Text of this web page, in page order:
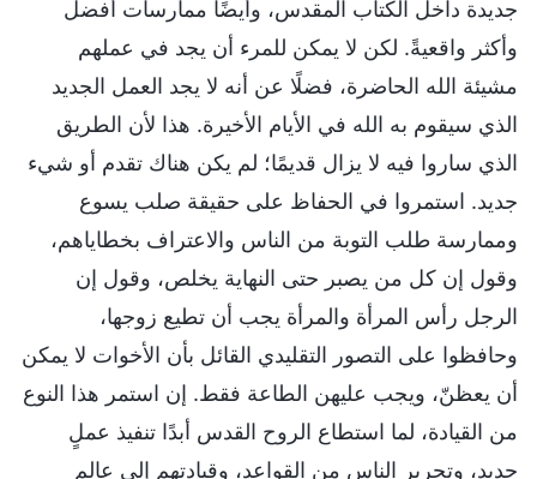
جديدة داخل الكتاب المقدس، وأيضًا ممارسات أفضل
وأكثر واقعيةً. لكن لا يمكن للمرء أن يجد في عملهم
مشيئة الله الحاضرة، فضلًا عن أنه لا يجد العمل الجديد
الذي سيقوم به الله في الأيام الأخيرة. هذا لأن الطريق
الذي ساروا فيه لا يزال قديمًا؛ لم يكن هناك تقدم أو شيء
جديد. استمروا في الحفاظ على حقيقة صلب يسوع
وممارسة طلب التوبة من الناس والاعتراف بخطاياهم،
وقول إن كل من يصبر حتى النهاية يخلص، وقول إن
الرجل رأس المرأة والمرأة يجب أن تطيع زوجها،
وحافظوا على التصور التقليدي القائل بأن الأخوات لا يمكن
أن يعظنّ، ويجب عليهن الطاعة فقط. إن استمر هذا النوع
من القيادة، لما استطاع الروح القدس أبدًا تنفيذ عملٍ
جديد، وتحرير الناس من القواعد، وقيادتهم إلى عالم